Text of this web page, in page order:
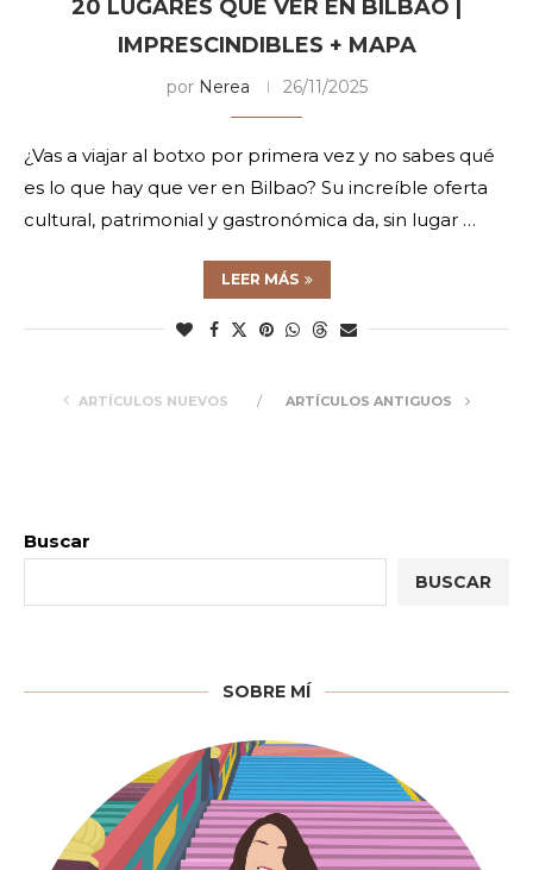
20 LUGARES QUE VER EN BILBAO |
IMPRESCINDIBLES + MAPA
por Nerea 26/11/2025
¿Vas a viajar al botxo por primera vez y no sabes qué
es lo que hay que ver en Bilbao? Su increíble oferta
cultural, patrimonial y gastronómica da, sin lugar …
LEER MÁS
ARTÍCULOS NUEVOS ARTÍCULOS ANTIGUOS
Buscar
BUSCAR
SOBRE MÍ